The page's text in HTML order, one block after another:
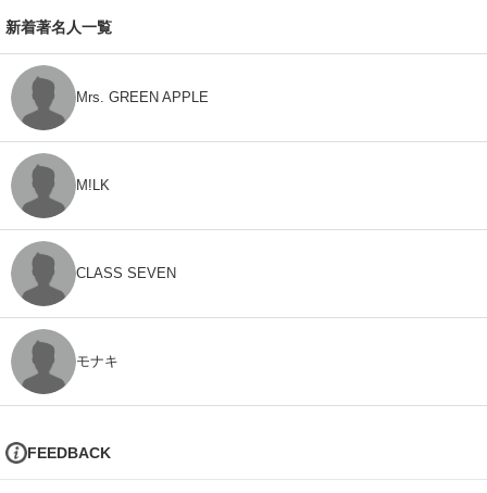
新着著名人一覧
Mrs. GREEN APPLE
M!LK
CLASS SEVEN
モナキ
FEEDBACK